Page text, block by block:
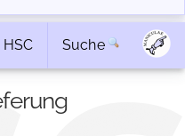
HSC Suche